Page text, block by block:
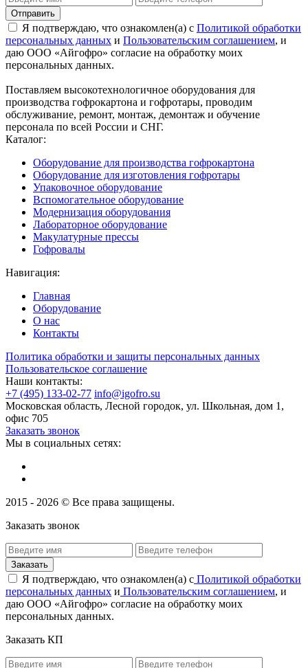
Я подтверждаю, что ознакомлен(а) с Политикой обработки
персональных данных и Пользовательским соглашением, и
даю ООО «Айгофро» согласие на обработку моих
персональных данных.
Поставляем высокотехнологичное оборудования для
производства гофрокартона и гофротары, проводим
обслуживание, ремонт, монтаж, демонтаж и обучение
персонала по всей России и СНГ.
Каталог:
Оборудование для производства гофрокартона
Оборудование для изготовления гофротары
Упаковочное оборудование
Вспомогательное оборудование
Модернизация оборудования
Лабораторное оборудование
Макулатурные прессы
Гофровалы
Навигация:
Главная
Оборудование
О нас
Контакты
Политика обработки и защиты персональных данных
Пользовательское соглашение
Наши контакты:
+7 (495) 133-02-77 info@igofro.su
Московская область, Лесной городок, ул. Школьная, дом 1,
офис 705
Заказать звонок
Мы в социальных сетях:
2015 - 2026 © Все права защищены.
Заказать звонок
Я подтверждаю, что ознакомлен(а) с Политикой обработки
персональных данных и Пользовательским соглашением, и
даю ООО «Айгофро» согласие на обработку моих
персональных данных.
Заказать КП